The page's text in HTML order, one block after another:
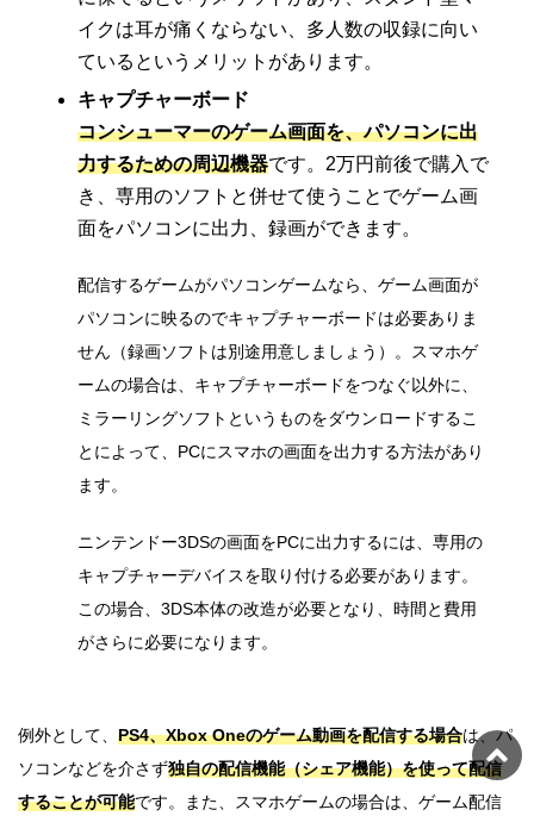
イクは耳が痛くならない、多人数の収録に向い
ているというメリットがあります。
キャプチャーボード
コンシューマーのゲーム画面を、パソコンに出
力するための周辺機器です。2万円前後で購入で
き、専用のソフトと併せて使うことでゲーム画
面をパソコンに出力、録画ができます。
配信するゲームがパソコンゲームなら、ゲーム画面が
パソコンに映るのでキャプチャーボードは必要ありま
せん（録画ソフトは別途用意しましょう）。スマホゲ
ームの場合は、キャプチャーボードをつなぐ以外に、
ミラーリングソフトというものをダウンロードするこ
とによって、PCにスマホの画面を出力する方法があり
ます。
ニンテンドー3DSの画面をPCに出力するには、専用の
キャプチャーデバイスを取り付ける必要があります。
この場合、3DS本体の改造が必要となり、時間と費用
がさらに必要になります。
例外として、 PS4、Xbox Oneのゲーム動画を配信する場合は、パ
ソコンなどを介さず独自の配信機能（シェア機能）を使って配信
することが可能です。また、スマホゲームの場合は、ゲーム配信